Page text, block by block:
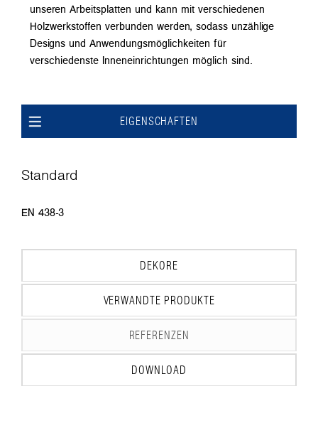
unseren Arbeitsplatten und kann mit verschiedenen
Holzwerkstoffen verbunden werden, sodass unzählige
Designs und Anwendungsmöglichkeiten für
verschiedenste Inneneinrichtungen möglich sind.
EIGENSCHAFTEN
Standard
EN 438-3
DEKORE
VERWANDTE PRODUKTE
REFERENZEN
DOWNLOAD